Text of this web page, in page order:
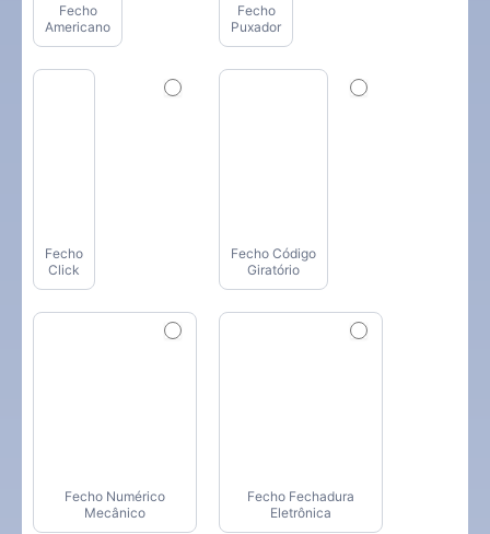
Fecho
Americano
Fecho
Puxador
Fecho
Click
Fecho Código
Giratório
Fecho Numérico
Mecânico
Fecho Fechadura
Eletrônica